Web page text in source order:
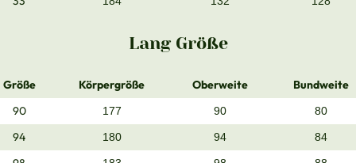
Lang Größe
Größe Körpergröße Oberweite
Bundweite
90
177 90 80
94 180 94 84